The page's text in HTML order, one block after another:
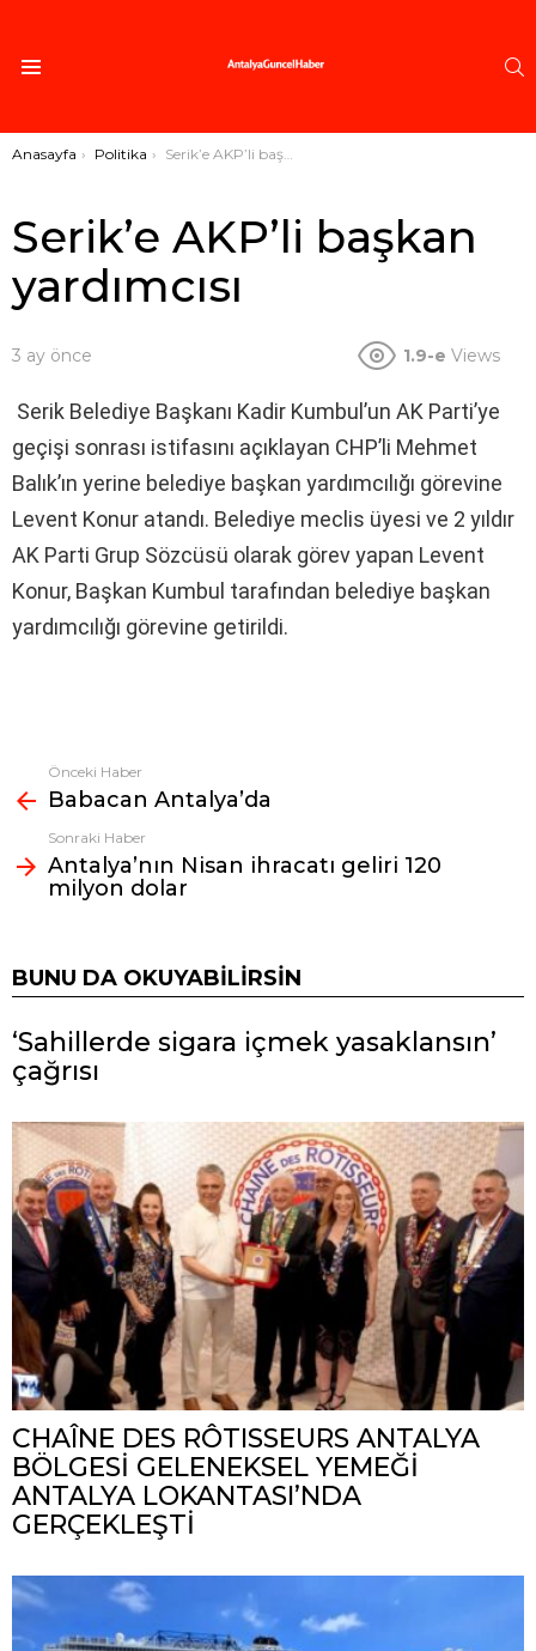
Buradasınız:
Anasayfa Politika Serik’e AKP’li başkan yardımcısı
Serik’e AKP’li başkan
yardımcısı
3 ay önce 1.9-e Views
Serik Belediye Başkanı Kadir Kumbul’un AK Parti’ye
geçişi sonrası istifasını açıklayan CHP’li Mehmet
Balık’ın yerine belediye başkan yardımcılığı görevine
Levent Konur atandı. Belediye meclis üyesi ve 2 yıldır
AK Parti Grup Sözcüsü olarak görev yapan Levent
Konur, Başkan Kumbul tarafından belediye başkan
yardımcılığı görevine getirildi.
Fazlasına
bak
Önceki Haber
Babacan Antalya’da
Sonraki Haber
Antalya’nın Nisan ihracatı geliri 120
milyon dolar
BUNU DA OKUYABILIRSIN
‘Sahillerde sigara içmek yasaklansın’
çağrısı
CHAÎNE DES RÔTISSEURS ANTALYA
BÖLGESİ GELENEKSEL YEMEĞİ
ANTALYA LOKANTASI’NDA
GERÇEKLEŞTİ